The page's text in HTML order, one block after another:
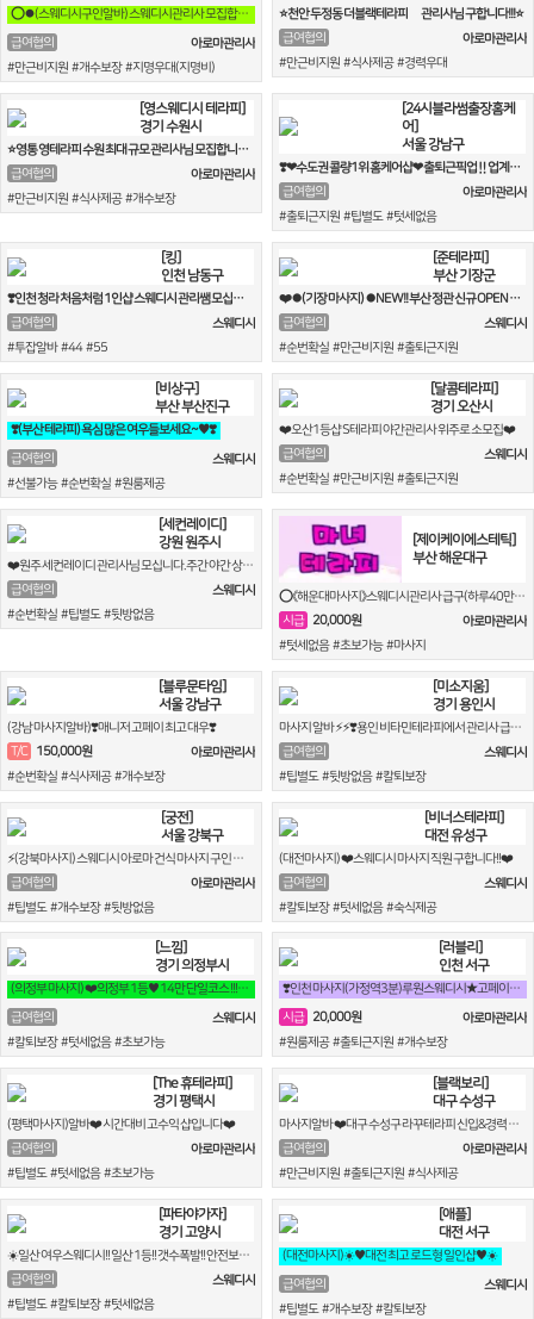
⭕⏺(스웨디시구인알바) 스웨디시관리사 모집합니다^^⏺⭕
급여협의
아로마관리사
#만근비지원 #개수보장 #지명우대(지명비)
⭐천안 두정동 더블랙테라피 솦 관리사님 구합니다!!!⭐
급여협의
아로마관리사
#만근비지원 #식사제공 #경력우대
[영스웨디시 테라피]
경기 수원시
⭐영통 영테라피 수원 최대 규모 관리사님 모집합니다⭐
급여협의
아로마관리사
#만근비지원 #식사제공 #개수보장
[24시블라썸출장홈케
어]
서울 강남구
❣️❤수도권 콜량1위 홈케어샵❤ 출퇴근픽업‼️업계최고대우❤일50‼️❣️
급여협의
아로마관리사
#출퇴근지원 #팁별도 #텃세없음
[킹]
인천 남동구
❣️인천 청라 처음처럼 1인샵 스웨디시 관리쌤 모십니다.❣️
급여협의
스웨디시
#투잡알바 #44 #55
[준테라피]
부산 기장군
❤️⏺(기장 마사지) ⏺NEW!! 부산 정관 신규 OPEN 멤버 모집⏺❤️
급여협의
스웨디시
#순번확실 #만근비지원 #출퇴근지원
[비상구]
부산 부산진구
❣️(부산 테라피) 욕심 많은 여우들보세요~♥︎❣️
급여협의
스웨디시
#선불가능 #순번확실 #원룸제공
[달콤테라피]
경기 오산시
❤️오산1등샵 S테라피 야간관리사 위주로 소모집❤️
급여협의
스웨디시
#순번확실 #만근비지원 #출퇴근지원
[세컨레이디]
강원 원주시
❤️원주 세컨레이디 관리사님 모십니다.주간 야간 상주샘 모십니다!!!❤️
급여협의
스웨디시
#순번확실 #팁별도 #뒷방없음
[제이케이에스테틱]
부산 해운대구
⭕《해운대마사지》스웨디시관리사 급구(하루40만원 이상)주간/야간⭕
시급 20,000원
아로마관리사
#텃세없음 #초보가능 #마사지
[블루문타임]
서울 강남구
(강남 마사지알바)❣️매니저 고페이 최고 대우❣️
T/C
150,000원
아로마관리사
#순번확실 #식사제공 #개수보장
[미소지움]
경기 용인시
마사지 알바 ⚡⚡❣️용인 비타민테라피에서 관리사 급구합니다!!❣️⚡⚡
급여협의
스웨디시
#팁별도 #뒷방없음 #칼퇴보장
[궁전]
서울 강북구
⚡(강북마사지) 스웨디시 아로마 건식 마사지 구인 합니다⚡
급여협의
아로마관리사
#팁별도 #개수보장 #뒷방없음
[비너스테라피]
대전 유성구
(대전마사지) ❤️스웨디시 마사지 직원 구합니다!!❤️
급여협의
스웨디시
#칼퇴보장 #텃세없음 #숙식제공
[느낌]
경기 의정부시
(의정부 마사지) ❤️의정부 1등♥ 14만 단일코스 !!!!!!❤️
급여협의
스웨디시
#칼퇴보장 #텃세없음 #초보가능
[러블리]
인천 서구
❣️인천 마사지(가정역3분)루원스웨디시★고페이★당일지급★초보교육환영★❣️
시급 20,000원
아로마관리사
#원룸제공 #출퇴근지원 #개수보장
[The 휴테라피]
경기 평택시
(평택마사지)알바❤️ 시간대비 고수익 샵입니다❤️
급여협의
아로마관리사
#팁별도 #텃세없음 #초보가능
[블랙보리]
대구 수성구
마사지알바 ❤️대구 수성구 라꾸테라피 신입&경력 마사지관리사구인❤️
급여협의
아로마관리사
#만근비지원 #출퇴근지원 #식사제공
[파타야가자]
경기 고양시
☀️일산 여우스웨디시!! 일산 1등!! 갯수폭발!! 안전보장!!☀️
급여협의
스웨디시
#팁별도 #칼퇴보장 #텃세없음
[애플]
대전 서구
(대전마사지)☀️♥대전 최고 로드형 일인샵♥☀️
급여협의
스웨디시
#팁별도 #개수보장 #칼퇴보장